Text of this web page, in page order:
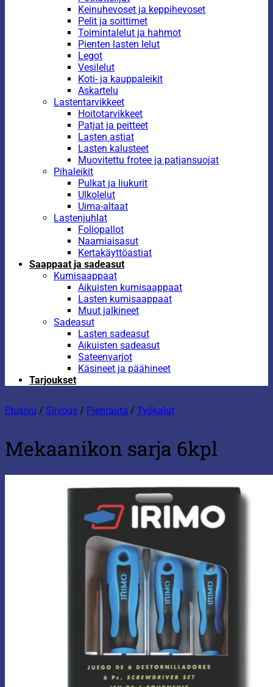
Keinuhevoset ja keppihevoset
Pelit ja soittimet
Toimintalelut ja hahmot
Pienten lasten lelut
Legot
Vesilelut
Koti- ja kauppaleikit
Askartelu
Lastentarvikkeet
Hoitotarvikkeet
Patjat ja peitteet
Lasten astiat
Lasten kalusteet
Muovitettu frotee ja patjansuojat
Pihaleikit
Pulkat ja liukurit
Ulkolelut
Uima-altaat
Lastenjuhlat
Foliopallot
Naamiaisasut
Kertakäyttöastiat
Saappaat ja sadeasut
Kumisaappaat
Aikuisten kumisaappaat
Lasten kumisaappaat
Muut jalkineet
Sadeasut
Lasten sadeasut
Aikuisten sadeasut
Sateenvarjot
Käsineet ja päähineet
Tarjoukset
Etusivu / Siivous / Pienrauta / Työkalut
Mekaanikon sarja 6kpl